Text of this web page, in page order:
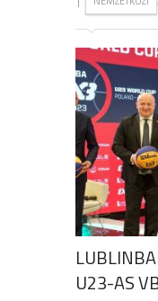
U23-AS